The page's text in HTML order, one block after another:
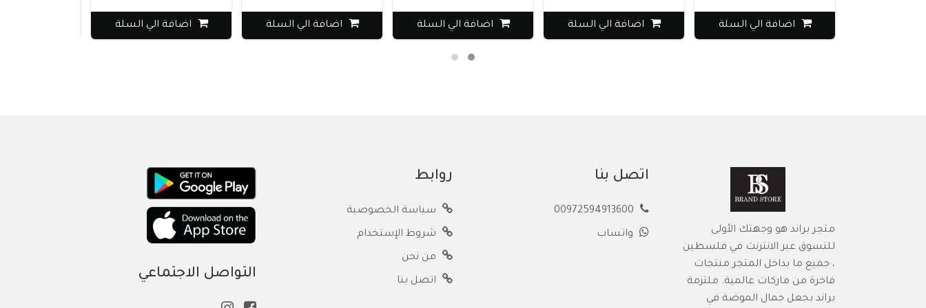
اضافة الي السلة اضافة الي السلة اضافة الي السلة اضافة الي السلة اضافة الي السلة
متجر براند هو وجهتك الأولى
للتسوق عبر الانترنت في فلسطين
، جميع ما بداخل المتجر منتجات
فاخرة من ماركات عالمية. ملتزمة
براند بجعل جمال الموضة في
اتصل بنا
واتساب
روابط
سياسة الخصوصية
شروط الإستخدام
من نحن
اتصل بنا التواصل الاجتماعي